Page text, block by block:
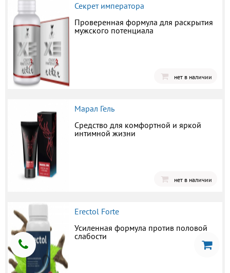
Секрет императора
Проверенная формула для раскрытия
мужского потенциала
нет в наличии
Марал Гель
Средство для комфортной и яркой
интимной жизни
нет в наличии
Erectol Forte
Усиленная формула против половой
слабости